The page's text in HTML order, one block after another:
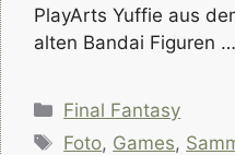
PlayArts Yuffie aus
alten Bandai Figuren …
Kategorien
Final Fantasy
Schlagwörter
Foto, Games,